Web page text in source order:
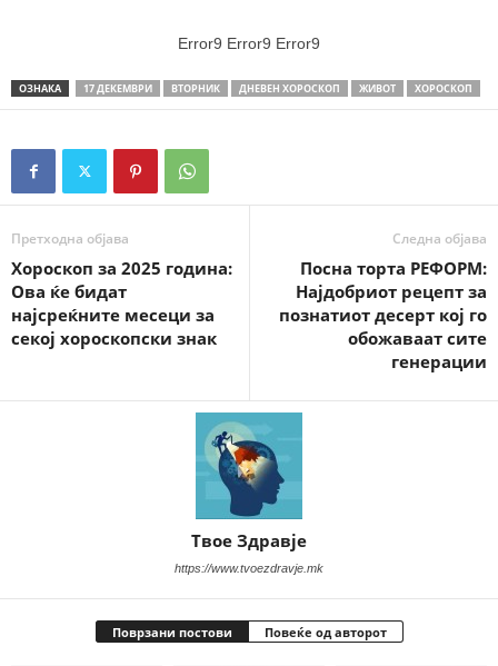
Error9 Error9 Error9
ОЗНАКА 17 ДЕКЕМВРИ ВТОРНИК ДНЕВЕН ХОРОСКОП ЖИВОТ ХОРОСКОП
Претходна објава
Хороскоп за 2025 година:
Ова ќе бидат
најсреќните месеци за
секој хороскопски знак
Следна објава
Посна торта РЕФОРМ:
Најдобриот рецепт за
познатиот десерт кој го
обожаваат сите
генерации
Твое Здравје
https://www.tvoezdravje.mk
Поврзани постови Повеќе од авторот